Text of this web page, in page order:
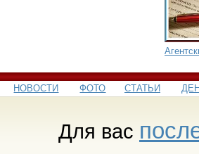
НОВОСТИ ФОТО СТАТЬИ
Для вас